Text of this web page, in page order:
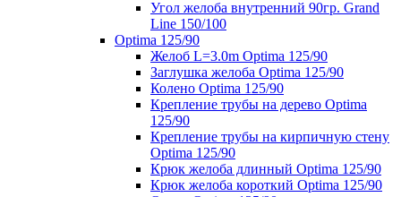
Угол желоба внутренний 90гр. Grand
Line 150/100
Optima 125/90
Желоб L=3.0m Optima 125/90
Заглушка желоба Optima 125/90
Колено Optima 125/90
Крепление трубы на дерево Optima
125/90
Крепление трубы на кирпичную стену
Optima 125/90
Крюк желоба длинный Optima 125/90
Крюк желоба короткий Optima 125/90